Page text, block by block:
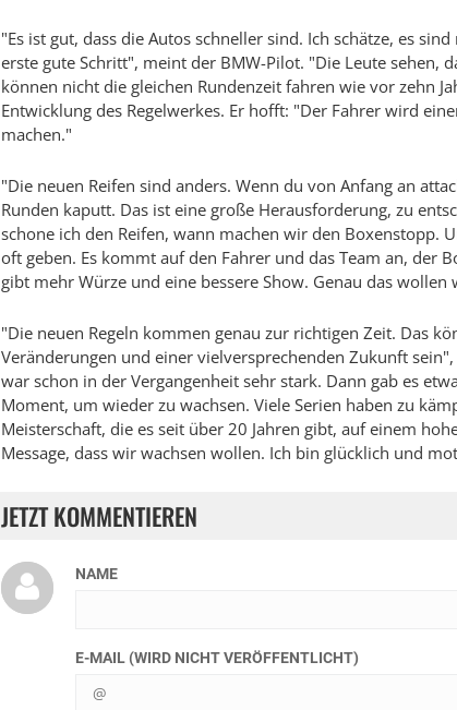
"Es ist gut, dass die Autos schneller sind. Ich schätze, es
erste gute Schritt", meint der BMW-Pilot. "Die Leute sehen,
können nicht die gleichen Rundenzeit fahren wie vor zehn
Entwicklung des Regelwerkes. Er hofft: "Der Fahrer wird
machen."
"Die neuen Reifen sind anders. Wenn du von Anfang an
Runden kaputt. Das ist eine große Herausforderung, zu
schone ich den Reifen, wann machen wir den Boxenstopp.
oft geben. Es kommt auf den Fahrer und das Team an, der
gibt mehr Würze und eine bessere Show. Genau das wollen
"Die neuen Regeln kommen genau zur richtigen Zeit. Das
Veränderungen und einer vielversprechenden Zukunft
war schon in der Vergangenheit sehr stark. Dann gab es
Moment, um wieder zu wachsen. Viele Serien haben zu
Meisterschaft, die es seit über 20 Jahren gibt, auf einem
Message, dass wir wachsen wollen. Ich bin glücklich und
JETZT KOMMENTIEREN
NAME
E-MAIL (WIRD NICHT VERÖFFENTLICHT)